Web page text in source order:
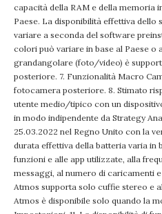
capacità della RAM e della memoria
Paese. La disponibilità effettiva dello
variare a seconda del software
colori può variare in base al Paese o
grandangolare (foto/video) è
posteriore. 7. Funzionalità Macro
fotocamera posteriore. 8. Stimato
utente medio/tipico con un
in modo indipendente da Strategy
25.03.2022 nel Regno Unito con la
durata effettiva della batteria varia in
funzioni e alle app utilizzate, alla
messaggi, al numero di caricamenti
Atmos supporta solo cuffie stereo e
Atmos è disponibile solo quando la